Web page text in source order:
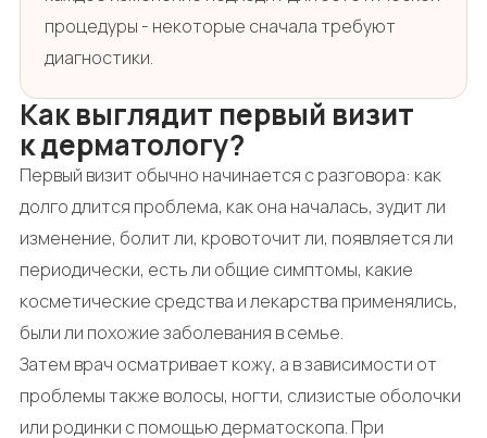
процедуры - некоторые сначала требуют
диагностики.
Как выглядит первый визит
к дерматологу?
Первый визит обычно начинается с разговора: как
долго длится проблема, как она началась, зудит ли
изменение, болит ли, кровоточит ли, появляется ли
периодически, есть ли общие симптомы, какие
косметические средства и лекарства применялись,
были ли похожие заболевания в семье.
Затем врач осматривает кожу, а в зависимости от
проблемы также волосы, ногти, слизистые оболочки
или родинки с помощью дерматоскопа. При